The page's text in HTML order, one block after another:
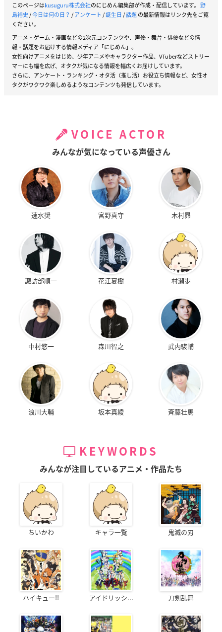
このページはkusuguru株式会社のにじめん編集部が作成・配信しています。 野
島裕史/今日は何の日？ /アンケート /誕生日/話題の最新情報はリンク先をご覧
ください。
アニメ・ゲーム・漫画などの2次元コンテンツや、声優・舞台・俳優などの情
報・話題をお届けする情報メディア「にじめん」。
女性向けアニメをはじめ、少年アニメやキャラクター作品、VTuberなどストリー
マーにも幅を広げ、オタクが気になる情報を幅広くお届けしています。
さらに、アンケート・ランキング・オタ活（推し活）お役立ち情報など、女性オ
タクがワクワク楽しめるようなコンテンツも発信しています。
VOICE ACTOR
みんなが気になっている声優さん
速水奨 宮野真守 木村昴
諏訪部順一 花江夏樹 村瀬歩
中村悠一 森川智之 武内駿輔
浪川大輔 坂本真綾 斉藤壮馬
KEYWORDS
みんなが注目しているアニメ・作品たち
ちいかわ キャラ一覧 鬼滅の刃
ハイキュー!! アイドリッシ... 刀剣乱舞